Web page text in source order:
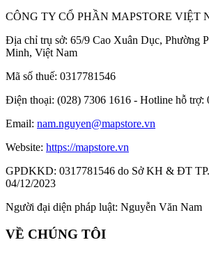
CÔNG TY CỔ PHẦN MAPSTORE VIỆT
Địa chỉ trụ sở: 65/9 Cao Xuân Dục, Phường
Minh, Việt Nam
Mã số thuế: 0317781546
Điện thoại: (028) 7306 1616 - Hotline hỗ trợ:
Email: nam.nguyen@mapstore.vn
Website: https://mapstore.vn
GPDKKD: 0317781546 do Sở KH & ĐT
04/12/2023
Người đại diện pháp luật: Nguyễn Văn Nam
VỀ CHÚNG TÔI